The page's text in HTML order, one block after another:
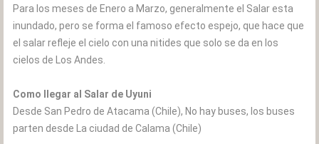
Para los meses de Enero a Marzo, generalmente el Salar esta
inundado, pero se forma el famoso efecto espejo, que hace que
el salar refleje el cielo con una nitides que solo se da en los
cielos de Los Andes.
Como llegar al Salar de Uyuni
Desde San Pedro de Atacama (Chile), No hay buses, los buses
parten desde La ciudad de Calama (Chile)